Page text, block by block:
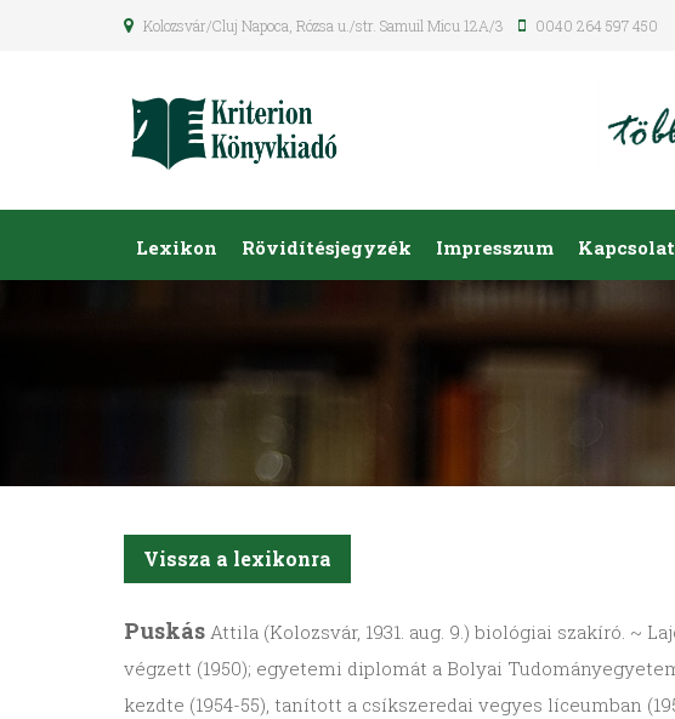
Kolozsvár/Cluj Napoca, Rózsa u./str. Samuil Micu 12A/3 0040 264 597 450
Lexikon Rövidítésjegyzék Impresszum Kapcsolat
Vissza a lexikonra
Puskás Attila (Kolozsvár, 1931. aug. 9.) biológiai szakíró. ~
végzett (1950); egyetemi diplomát a Bolyai
kezdte (1954-55), tanított a csíkszeredai vegyes líceumban